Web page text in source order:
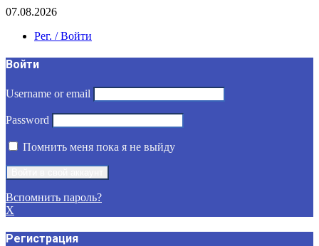
07.08.2026
Рег. / Войти
Войти
Username or email
Password
Помнить меня пока я не выйду
Вспомнить пароль?
X
Регистрация